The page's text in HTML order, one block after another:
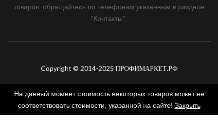
товаров, обращайтесь по телефонам указанным в разделе
“Контакты”.
Copyright © 2014-2025 ПРОФИМАРКЕТ.РФ
На данный момент стоимость некоторых товаров может не
соответствовать стоимости, указанной на сайте! Закрыть